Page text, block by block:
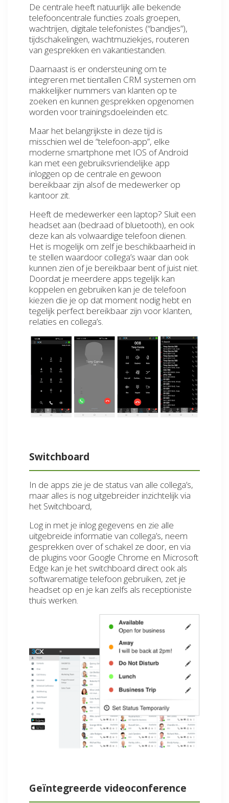
De centrale heeft natuurlijk alle bekende
telefooncentrale functies zoals groepen,
wachtrijen, digitale telefonistes (“bandjes”),
tijdschakelingen, wachtmuziekjes, routeren
van gesprekken en vakantiestanden.
Daarnaast is er ondersteuning om te
integreren met tientallen CRM systemen om
makkelijker nummers van klanten op te
zoeken en kunnen gesprekken opgenomen
worden voor trainingsdoeleinden etc.
Maar het belangrijkste in deze tijd is
misschien wel de “telefoon-app”, elke
moderne smartphone met IOS of Android
kan met een gebruiksvriendelijke app
inloggen op de centrale en gewoon
bereikbaar zijn alsof de medewerker op
kantoor zit.
Heeft de medewerker een laptop? Sluit een
headset aan (bedraad of bluetooth), en ook
deze kan als volwaardige telefoon dienen.
Het is mogelijk om zelf je beschikbaarheid in
te stellen waardoor collega’s waar dan ook
kunnen zien of je bereikbaar bent of juist niet.
Doordat je meerdere apps tegelijk kan
koppelen en gebruiken kan je de telefoon
kiezen die je op dat moment nodig hebt en
tegelijk perfect bereikbaar zijn voor klanten,
relaties en collega’s.
Switchboard
In de apps zie je de status van alle collega’s,
maar alles is nog uitgebreider inzichtelijk via
het Switchboard,
Log in met je inlog gegevens en zie alle
uitgebreide informatie van collega’s, neem
gesprekken over of schakel ze door, en via
de plugins voor Google Chrome en Microsoft
Edge kan je het switchboard direct ook als
softwarematige telefoon gebruiken, zet je
headset op en je kan zelfs als receptioniste
thuis werken.
Geïntegreerde videoconference